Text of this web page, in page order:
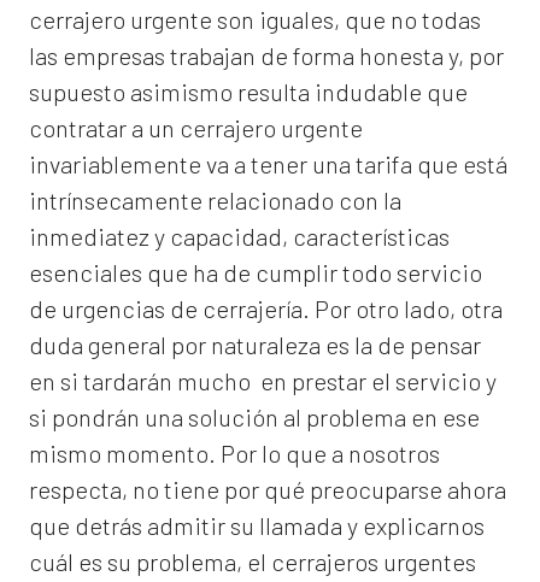
cerrajero urgente son iguales, que no todas
las empresas trabajan de forma honesta y, por
supuesto asimismo resulta indudable que
contratar a un cerrajero urgente
invariablemente va a tener una tarifa que está
intrínsecamente relacionado con la
inmediatez y capacidad, características
esenciales que ha de cumplir todo servicio
de urgencias de cerrajería. Por otro lado, otra
duda general por naturaleza es la de pensar
en si tardarán mucho en prestar el servicio y
si pondrán una solución al problema en ese
mismo momento. Por lo que a nosotros
respecta, no tiene por qué preocuparse ahora
que detrás admitir su llamada y explicarnos
cuál es su problema, el cerrajeros urgentes